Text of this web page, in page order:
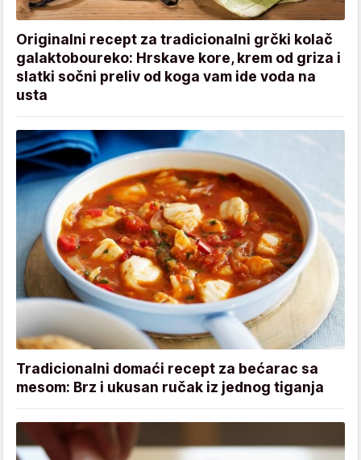
Originalni recept za tradicionalni grčki kolač
galaktoboureko: Hrskave kore, krem od griza i
slatki sočni preliv od koga vam ide voda na
usta
Tradicionalni domaći recept za bećarac sa
mesom: Brz i ukusan ručak iz jednog tiganja